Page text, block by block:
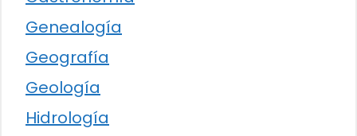
Genealogía
Geografía
Geología
Hidrología